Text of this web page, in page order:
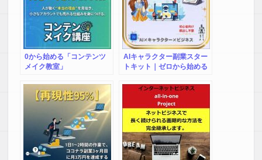
0から始める「コンテンツ
メイク教室」
AIキャラクター副業スター
トキット｜ゼロから始める